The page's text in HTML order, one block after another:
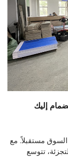
مستقبلاً. مع
تتوسع